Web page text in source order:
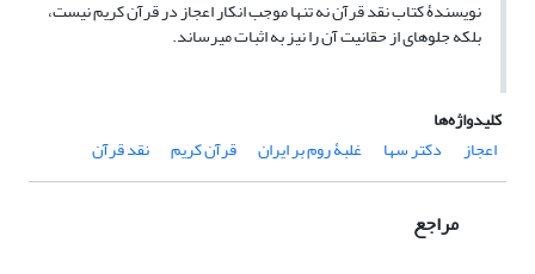
نویسندۀ کتاب نقد قرآن نه تنها موجب انکار اعجاز در قرآن کریم نیست،
بلکه جلوه­ای از حقانیت آن را نیز به اثبات می­رساند.
کلیدواژه‌ها
اعجاز
دکتر سها غلبۀ روم بر ایران قرآن کریم نقد قرآن
مراجع